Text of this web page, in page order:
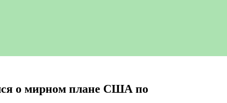
о мирном плане США по